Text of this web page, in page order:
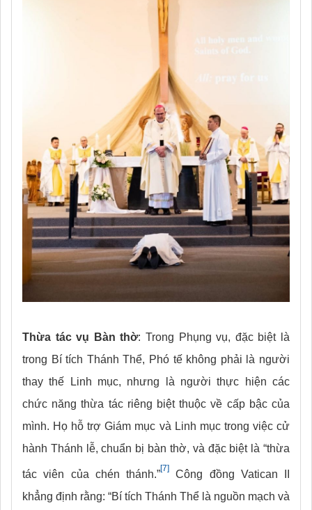
Thừa tác vụ Bàn thờ: Trong Phụng vụ, đặc biệt là
trong Bí tích Thánh Thể, Phó tế không phải là người
thay thế Linh mục, nhưng là người thực hiện các
chức năng thừa tác riêng biệt thuộc về cấp bậc của
mình. Họ hỗ trợ Giám mục và Linh mục trong việc cử
hành Thánh lễ, chuẩn bị bàn thờ, và đặc biệt là “thừa
tác viên của chén thánh.”[7]
Công đồng Vatican II
khẳng định rằng: “Bí tích Thánh Thể là nguồn mạch và